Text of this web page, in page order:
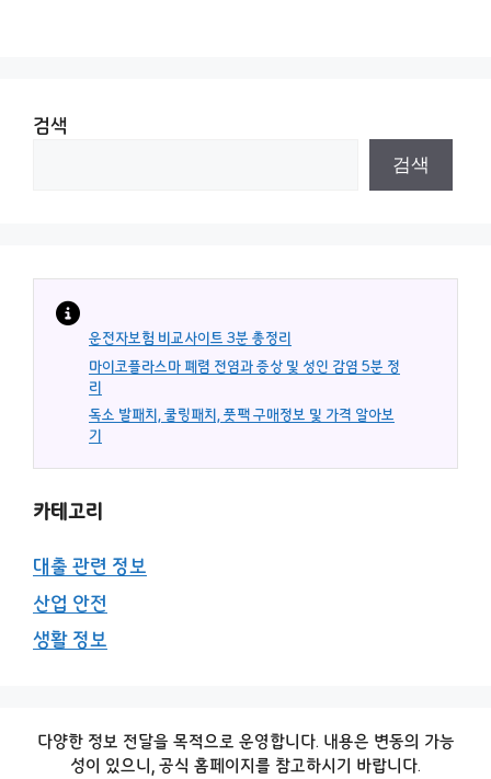
검색
검색
운전자보험 비교사이트 3분 총정리
마이코플라스마 폐렴 전염과 증상 및 성인 감염 5분 정
리
독소 발패치, 쿨링패치, 풋팩 구매정보 및 가격 알아보
기
카테고리
대출 관련 정보
산업 안전
생활 정보
다양한 정보 전달을 목적으로 운영합니다. 내용은 변동의 가능
성이 있으니, 공식 홈페이지를 참고하시기 바랍니다.